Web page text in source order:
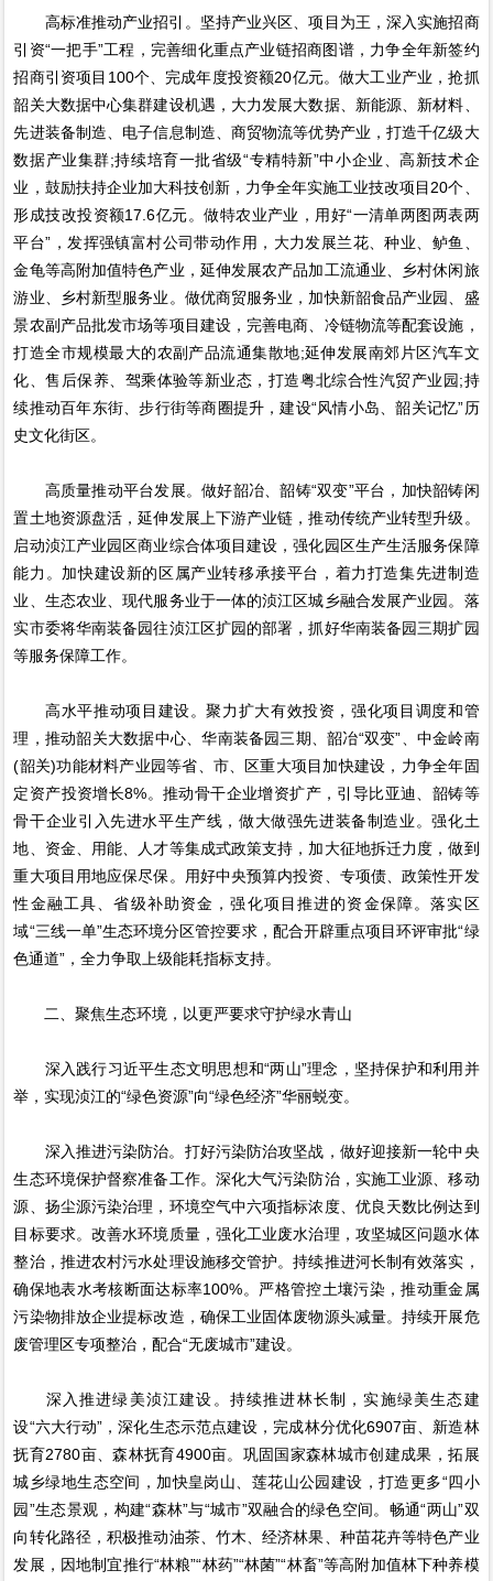
高标准推动产业招引。坚持产业兴区、项目为王，深入实施招商
引资“一把手”工程，完善细化重点产业链招商图谱，力争全年新签约
招商引资项目100个、完成年度投资额20亿元。做大工业产业，抢抓
韶关大数据中心集群建设机遇，大力发展大数据、新能源、新材料、
先进装备制造、电子信息制造、商贸物流等优势产业，打造千亿级大
数据产业集群;持续培育一批省级“专精特新”中小企业、高新技术企
业，鼓励扶持企业加大科技创新，力争全年实施工业技改项目20个、
形成技改投资额17.6亿元。做特农业产业，用好“一清单两图两表两
平台”，发挥强镇富村公司带动作用，大力发展兰花、种业、鲈鱼、
金龟等高附加值特色产业，延伸发展农产品加工流通业、乡村休闲旅
游业、乡村新型服务业。做优商贸服务业，加快新韶食品产业园、盛
景农副产品批发市场等项目建设，完善电商、冷链物流等配套设施，
打造全市规模最大的农副产品流通集散地;延伸发展南郊片区汽车文
化、售后保养、驾乘体验等新业态，打造粤北综合性汽贸产业园;持
续推动百年东街、步行街等商圈提升，建设“风情小岛、韶关记忆”历
史文化街区。
高质量推动平台发展。做好韶冶、韶铸“双变”平台，加快韶铸闲
置土地资源盘活，延伸发展上下游产业链，推动传统产业转型升级。
启动浈江产业园区商业综合体项目建设，强化园区生产生活服务保障
能力。加快建设新的区属产业转移承接平台，着力打造集先进制造
业、生态农业、现代服务业于一体的浈江区城乡融合发展产业园。落
实市委将华南装备园往浈江区扩园的部署，抓好华南装备园三期扩园
等服务保障工作。
高水平推动项目建设。聚力扩大有效投资，强化项目调度和管
理，推动韶关大数据中心、华南装备园三期、韶冶“双变”、中金岭南
(韶关)功能材料产业园等省、市、区重大项目加快建设，力争全年固
定资产投资增长8%。推动骨干企业增资扩产，引导比亚迪、韶铸等
骨干企业引入先进水平生产线，做大做强先进装备制造业。强化土
地、资金、用能、人才等集成式政策支持，加大征地拆迁力度，做到
重大项目用地应保尽保。用好中央预算内投资、专项债、政策性开发
性金融工具、省级补助资金，强化项目推进的资金保障。落实区
域“三线一单”生态环境分区管控要求，配合开辟重点项目环评审批“绿
色通道”，全力争取上级能耗指标支持。
二、聚焦生态环境，以更严要求守护绿水青山
深入践行习近平生态文明思想和“两山”理念，坚持保护和利用并
举，实现浈江的“绿色资源”向“绿色经济”华丽蜕变。
深入推进污染防治。打好污染防治攻坚战，做好迎接新一轮中央
生态环境保护督察准备工作。深化大气污染防治，实施工业源、移动
源、扬尘源污染治理，环境空气中六项指标浓度、优良天数比例达到
目标要求。改善水环境质量，强化工业废水治理，攻坚城区问题水体
整治，推进农村污水处理设施移交管护。持续推进河长制有效落实，
确保地表水考核断面达标率100%。严格管控土壤污染，推动重金属
污染物排放企业提标改造，确保工业固体废物源头减量。持续开展危
废管理区专项整治，配合“无废城市”建设。
深入推进绿美浈江建设。持续推进林长制，实施绿美生态建
设“六大行动”，深化生态示范点建设，完成林分优化6907亩、新造林
抚育2780亩、森林抚育4900亩。巩固国家森林城市创建成果，拓展
城乡绿地生态空间，加快皇岗山、莲花山公园建设，打造更多“四小
园”生态景观，构建“森林”与“城市”双融合的绿色空间。畅通“两山”双
向转化路径，积极推动油茶、竹木、经济林果、种苗花卉等特色产业
发展，因地制宜推行“林粮”“林药”“林菌”“林畜”等高附加值林下种养模